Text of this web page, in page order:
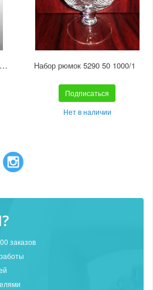
Рюмка "Граненая" средняя С567 Набор рюмок 5290 50 1000/1
Подписаться
Нет в наличии
заказов